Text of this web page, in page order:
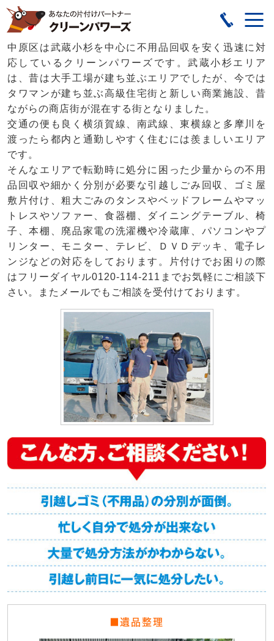
中原区は武蔵小杉を中心に不用品回収を安く迅速に対
応しているクリーンパワーズです。武蔵小杉エリア
は、昔は大手工場が建ち並ぶエリアでしたが、今では
タワマンが建ち並ぶ高級住宅街と新しい商業施設、昔
ながらの商店街が混在する街となりました。
交通の便も良く横須賀線、南武線、東横線と多摩川を
渡ったら都内と通勤しやすく住むには羨ましいエリア
です。
そんなエリアで転勤時に処分に困った少量からの不用
品回収や細かく分別が必要な引越しごみ回収、ゴミ屋
敷片付け、粗大ごみのタンスやベッドフレームやマッ
トレスやソファー、食器棚、ダイニングテーブル、椅
子、本棚、廃品家電の洗濯機や冷蔵庫、パソコンやプ
リンター、モニター、テレビ、ＤＶＤデッキ、電子レ
ンジなどの対応をしております。片付けでお困りの際
はフリーダイヤル0120-114-211までお気軽にご相談下
さい。またメールでもご相談を受付けております。
■遺品整理